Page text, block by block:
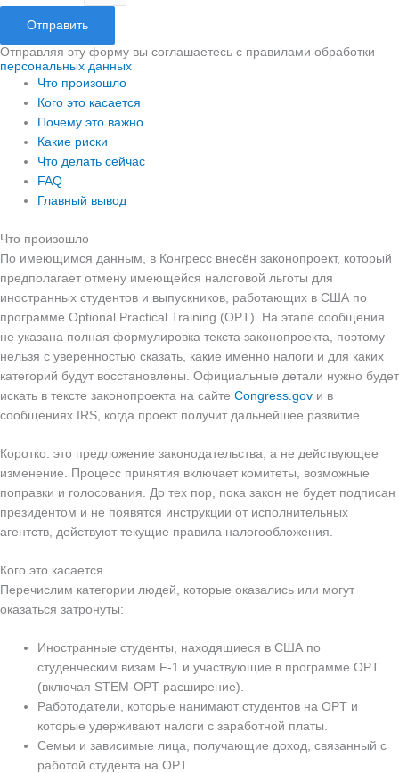
Отправить
Отправляя эту форму вы соглашаетесь с правилами обработки
персональных данных
Что произошло
Кого это касается
Почему это важно
Какие риски
Что делать сейчас
FAQ
Главный вывод
Что произошло
По имеющимся данным, в Конгресс внесён законопроект, который
предполагает отмену имеющейся налоговой льготы для
иностранных студентов и выпускников, работающих в США по
программе Optional Practical Training (OPT). На этапе сообщения
не указана полная формулировка текста законопроекта, поэтому
нельзя с уверенностью сказать, какие именно налоги и для каких
категорий будут восстановлены. Официальные детали нужно будет
искать в тексте законопроекта на сайте Congress.gov и в
сообщениях IRS, когда проект получит дальнейшее развитие.
Коротко: это предложение законодательства, а не действующее
изменение. Процесс принятия включает комитеты, возможные
поправки и голосования. До тех пор, пока закон не будет подписан
президентом и не появятся инструкции от исполнительных
агентств, действуют текущие правила налогообложения.
Кого это касается
Перечислим категории людей, которые оказались или могут
оказаться затронуты:
Иностранные студенты, находящиеся в США по
студенческим визам F-1 и участвующие в программе OPT
(включая STEM-OPT расширение).
Работодатели, которые нанимают студентов на OPT и
которые удерживают налоги с заработной платы.
Семьи и зависимые лица, получающие доход, связанный с
работой студента на OPT.